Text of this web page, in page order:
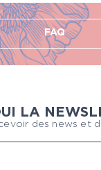
FAQ
LA
des news et